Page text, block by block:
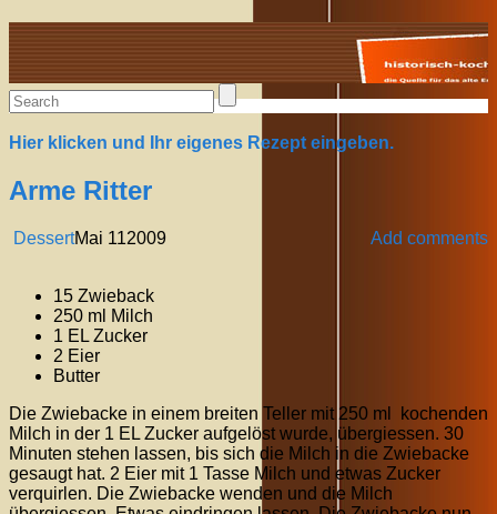
Alte Rezepte online
Hier klicken und Ihr eigenes Rezept eingeben.
Arme Ritter
Dessert Add comments
Mai 112009
15 Zwieback
250 ml Milch
1 EL Zucker
2 Eier
Butter
Die Zwiebacke in einem breiten Teller mit 250 ml kochenden
Milch in der 1 EL Zucker aufgelöst wurde, übergiessen. 30
Minuten stehen lassen, bis sich die Milch in die Zwiebacke
gesaugt hat. 2 Eier mit 1 Tasse Milch und etwas Zucker
verquirlen. Die Zwiebacke wenden und die Milch